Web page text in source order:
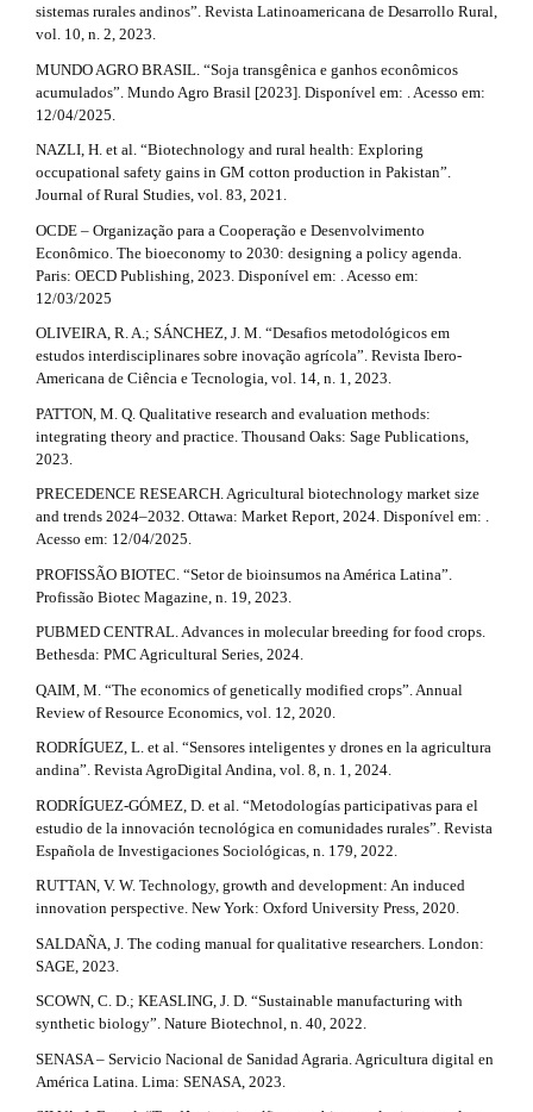
sistemas rurales andinos”. Revista Latinoamericana de Desarrollo Rural,
vol. 10, n. 2, 2023.
MUNDO AGRO BRASIL. “Soja transgênica e ganhos econômicos
acumulados”. Mundo Agro Brasil [2023]. Disponível em: . Acesso em:
12/04/2025.
NAZLI, H. et al. “Biotechnology and rural health: Exploring
occupational safety gains in GM cotton production in Pakistan”.
Journal of Rural Studies, vol. 83, 2021.
OCDE – Organização para a Cooperação e Desenvolvimento
Econômico. The bioeconomy to 2030: designing a policy agenda.
Paris: OECD Publishing, 2023. Disponível em: . Acesso em:
12/03/2025
OLIVEIRA, R. A.; SÁNCHEZ, J. M. “Desafios metodológicos em
estudos interdisciplinares sobre inovação agrícola”. Revista Ibero-
Americana de Ciência e Tecnologia, vol. 14, n. 1, 2023.
PATTON, M. Q. Qualitative research and evaluation methods:
integrating theory and practice. Thousand Oaks: Sage Publications,
2023.
PRECEDENCE RESEARCH. Agricultural biotechnology market size
and trends 2024–2032. Ottawa: Market Report, 2024. Disponível em: .
Acesso em: 12/04/2025.
PROFISSÃO BIOTEC. “Setor de bioinsumos na América Latina”.
Profissão Biotec Magazine, n. 19, 2023.
PUBMED CENTRAL. Advances in molecular breeding for food crops.
Bethesda: PMC Agricultural Series, 2024.
QAIM, M. “The economics of genetically modified crops”. Annual
Review of Resource Economics, vol. 12, 2020.
RODRÍGUEZ, L. et al. “Sensores inteligentes y drones en la agricultura
andina”. Revista AgroDigital Andina, vol. 8, n. 1, 2024.
RODRÍGUEZ-GÓMEZ, D. et al. “Metodologías participativas para el
estudio de la innovación tecnológica en comunidades rurales”. Revista
Española de Investigaciones Sociológicas, n. 179, 2022.
RUTTAN, V. W. Technology, growth and development: An induced
innovation perspective. New York: Oxford University Press, 2020.
SALDAÑA, J. The coding manual for qualitative researchers. London:
SAGE, 2023.
SCOWN, C. D.; KEASLING, J. D. “Sustainable manufacturing with
synthetic biology”. Nature Biotechnol, n. 40, 2022.
SENASA – Servicio Nacional de Sanidad Agraria. Agricultura digital en
América Latina. Lima: SENASA, 2023.